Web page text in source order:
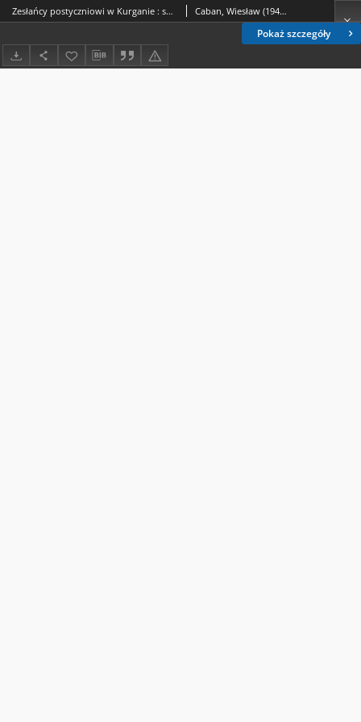
Pokaż szczegóły
Zesłańcy postyczniowi w Kurganie : sprawa Towarzystwa Pomocy Wzajemnej Caban, Wiesław (1946- ).; Mulina, Svetlana Anatolʹevna (1974- ).